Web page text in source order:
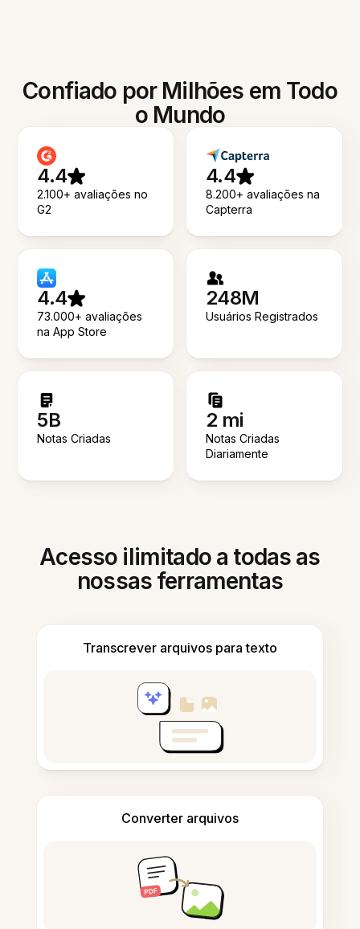
Confiado por Milhões em Todo
o Mundo
4.4
2.100+ avaliações no
G2
4.4
8.200+ avaliações na
Capterra
4.4
73.000+ avaliações
na App Store
248M
Usuários Registrados
5B
Notas Criadas
2 mi
Notas Criadas
Diariamente
Acesso ilimitado a todas as
nossas ferramentas
Transcrever arquivos para texto
Converter arquivos